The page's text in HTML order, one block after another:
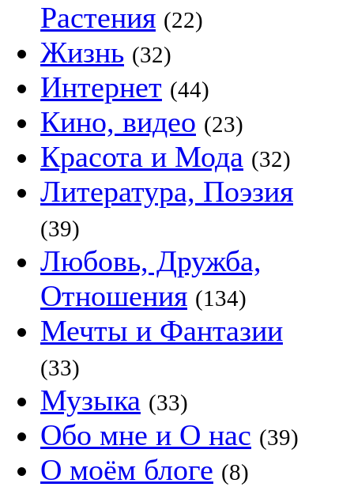
Растения (22)
Жизнь (32)
Интернет (44)
Кино, видео (23)
Красота и Мода (32)
Литература, Поэзия
(39)
Любовь, Дружба,
Отношения (134)
Мечты и Фантазии
(33)
Музыка (33)
Обо мне и О нас (39)
О моём блоге (8)